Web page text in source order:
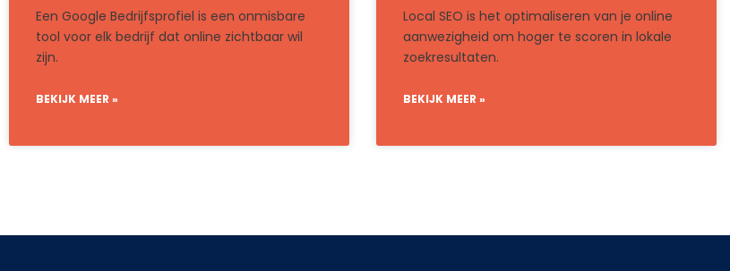
Een Google Bedrijfsprofiel is een onmisbare
tool voor elk bedrijf dat online zichtbaar wil
zijn.
BEKIJK MEER »
Local SEO is het optimaliseren van je online
aanwezigheid om hoger te scoren in lokale
zoekresultaten.
BEKIJK MEER »